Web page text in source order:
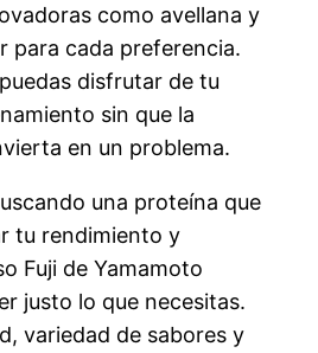
como avellana y
para cada preferencia.
disfrutar de tu
sin que la
en un problema.
una proteína que
tu rendimiento y
Fuji de Yamamoto
justo lo que necesitas.
variedad de sabores y